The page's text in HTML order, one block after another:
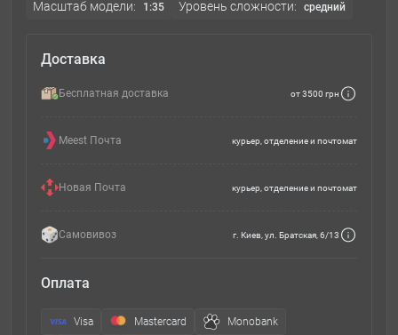
Масштаб модели: 1:35 Уровень сложности: cредний
Доставка
Бесплатная доставка от 3500 грн
Meest Почта курьер, отделение и почтомат
Новая Почта курьер, отделение и почтомат
Самовивоз г. Киев, ул. Братская, 6/13
Оплата
Visa Mastercard Monobank